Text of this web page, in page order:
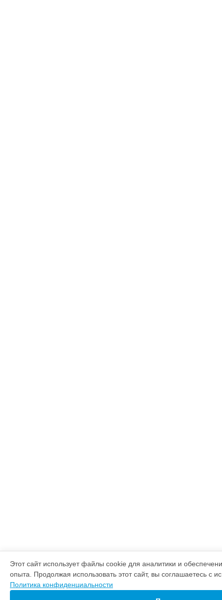
Этот сайт использует файлы cookie для аналитики и
опыта. Продолжая использовать этот сайт, вы соглашаетесь с
Политика конфиденциальности